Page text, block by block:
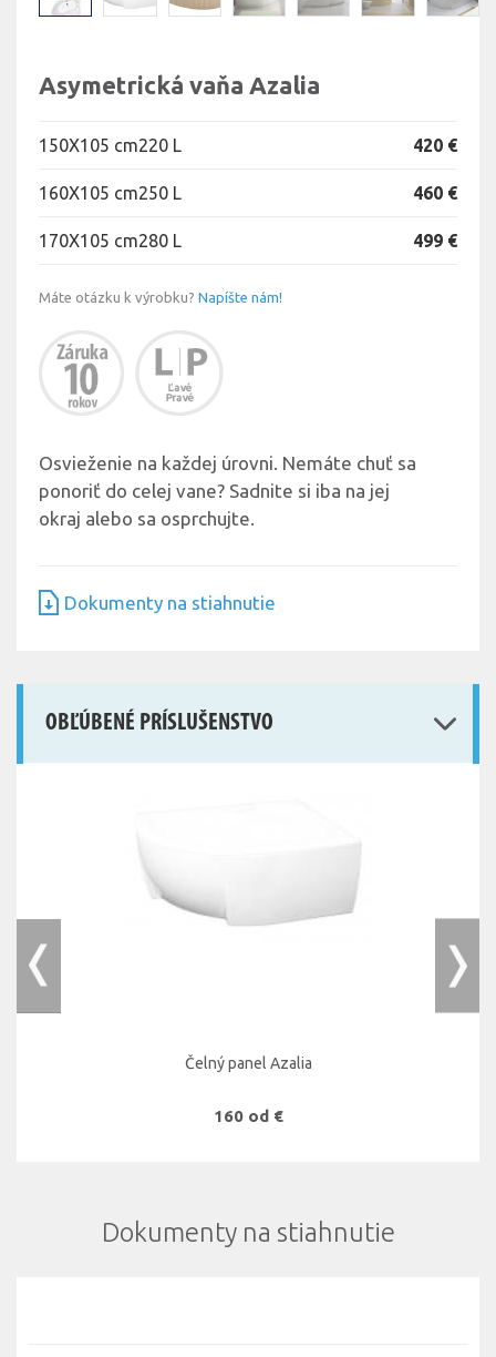
Asymetrická vaňa Azalia
150X105 cm220 L 420 €
160X105 cm250 L 460 €
170X105 cm280 L 499 €
Máte otázku k výrobku? Napíšte nám!
Osvieženie na každej úrovni. Nemáte chuť sa
ponoriť do celej vane? Sadnite si iba na jej
okraj alebo sa osprchujte.
Dokumenty na stiahnutie
OBĽÚBENÉ PRÍSLUŠENSTVO
Čelný panel Azalia
160 od €
Dokumenty na stiahnutie